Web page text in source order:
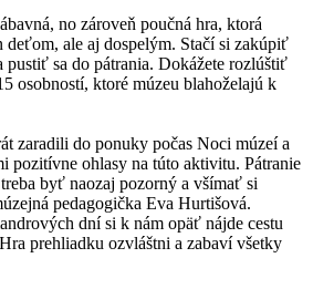
no zároveň poučná hra, ktorá
deťom, ale aj dospelým. Stačí si zakúpiť
pustiť sa do pátrania. Dokážete rozlúštiť
osobností, ktoré múzeu blahoželajú k
zaradili do ponuky počas Noci múzeí a
pozitívne ohlasy na túto aktivitu. Pátranie
byť naozaj pozorný a všímať si
pedagogička Eva Hurtišová.
dní si k nám opäť nájde cestu
prehliadku ozvláštni a zabaví všetky